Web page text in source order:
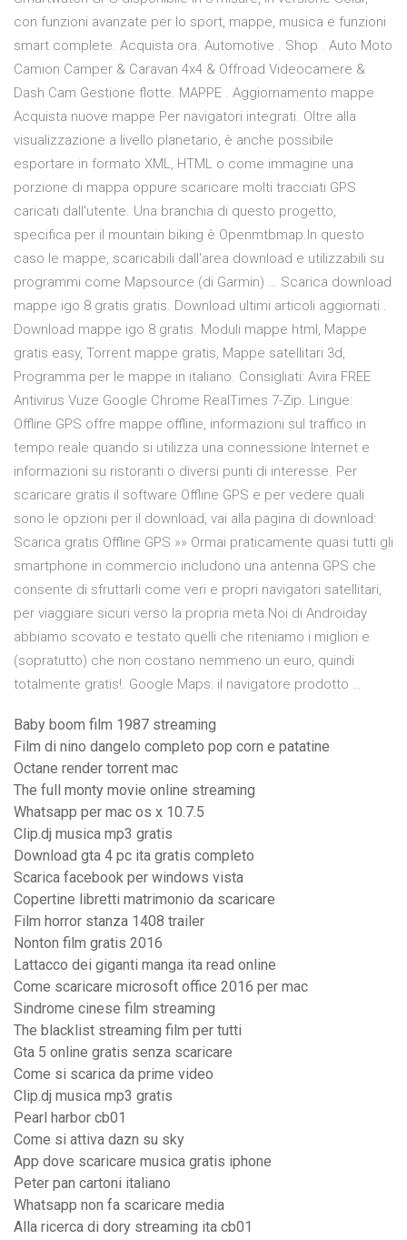
con funzioni avanzate per lo sport, mappe, musica e funzioni
smart complete. Acquista ora. Automotive . Shop . Auto Moto
Camion Camper & Caravan 4x4 & Offroad Videocamere &
Dash Cam Gestione flotte. MAPPE . Aggiornamento mappe
Acquista nuove mappe Per navigatori integrati. Oltre alla
visualizzazione a livello planetario, è anche possibile
esportare in formato XML, HTML o come immagine una
porzione di mappa oppure scaricare molti tracciati GPS
caricati dall'utente. Una branchia di questo progetto,
specifica per il mountain biking è Openmtbmap.In questo
caso le mappe, scaricabili dall'area download e utilizzabili su
programmi come Mapsource (di Garmin) … Scarica download
mappe igo 8 gratis gratis. Download ultimi articoli aggiornati .
Download mappe igo 8 gratis. Moduli mappe html, Mappe
gratis easy, Torrent mappe gratis, Mappe satellitari 3d,
Programma per le mappe in italiano. Consigliati: Avira FREE
Antivirus Vuze Google Chrome RealTimes 7-Zip. Lingue:
Offline GPS offre mappe offline, informazioni sul traffico in
tempo reale quando si utilizza una connessione Internet e
informazioni su ristoranti o diversi punti di interesse. Per
scaricare gratis il software Offline GPS e per vedere quali
sono le opzioni per il download, vai alla pagina di download:
Scarica gratis Offline GPS »» Ormai praticamente quasi tutti gli
smartphone in commercio includono una antenna GPS che
consente di sfruttarli come veri e propri navigatori satellitari,
per viaggiare sicuri verso la propria meta.Noi di Androiday
abbiamo scovato e testato quelli che riteniamo i migliori e
(sopratutto) che non costano nemmeno un euro, quindi
totalmente gratis!. Google Maps: il navigatore prodotto …
Baby boom film 1987 streaming
Film di nino dangelo completo pop corn e patatine
Octane render torrent mac
The full monty movie online streaming
Whatsapp per mac os x 10.7.5
Clip.dj musica mp3 gratis
Download gta 4 pc ita gratis completo
Scarica facebook per windows vista
Copertine libretti matrimonio da scaricare
Film horror stanza 1408 trailer
Nonton film gratis 2016
Lattacco dei giganti manga ita read online
Come scaricare microsoft office 2016 per mac
Sindrome cinese film streaming
The blacklist streaming film per tutti
Gta 5 online gratis senza scaricare
Come si scarica da prime video
Clip.dj musica mp3 gratis
Pearl harbor cb01
Come si attiva dazn su sky
App dove scaricare musica gratis iphone
Peter pan cartoni italiano
Whatsapp non fa scaricare media
Alla ricerca di dory streaming ita cb01